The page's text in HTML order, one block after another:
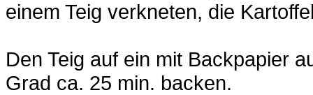
einem Teig verkneten, die
Den Teig auf ein mit Backpapier
Grad ca. 25 min. backen.